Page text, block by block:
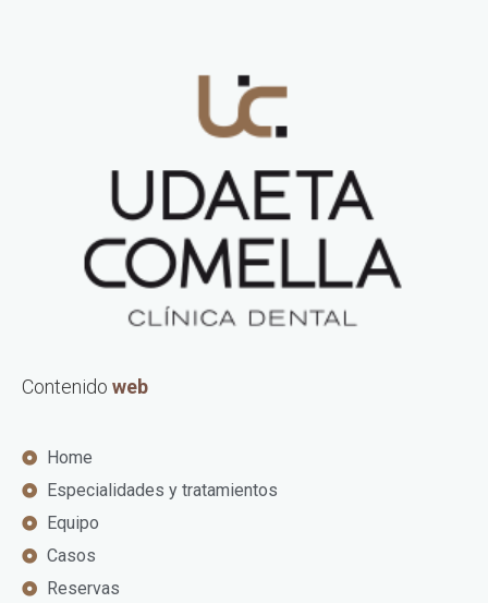
Contenido web
Home
Especialidades y tratamientos
Equipo
Casos
Reservas